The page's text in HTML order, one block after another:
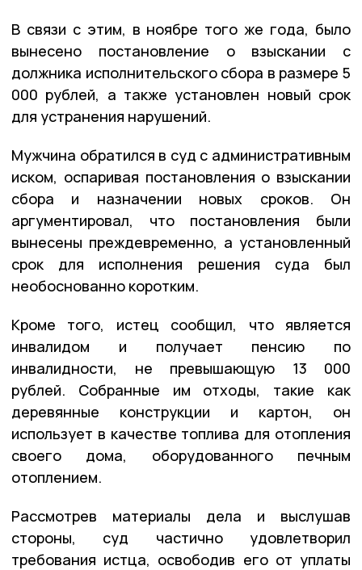
В связи с этим, в ноябре того же года, было
вынесено постановление о взыскании с
должника исполнительского сбора в размере 5
000 рублей, а также установлен новый срок
для устранения нарушений.
Мужчина обратился в суд с административным
иском, оспаривая постановления о взыскании
сбора и назначении новых сроков. Он
аргументировал, что постановления были
вынесены преждевременно, а установленный
срок для исполнения решения суда был
необоснованно коротким.
Кроме того, истец сообщил, что является
инвалидом и получает пенсию по
инвалидности, не превышающую 13 000
рублей. Собранные им отходы, такие как
деревянные конструкции и картон, он
использует в качестве топлива для отопления
своего дома, оборудованного печным
отоплением.
Рассмотрев материалы дела и выслушав
стороны, суд частично удовлетворил
требования истца, освободив его от уплаты